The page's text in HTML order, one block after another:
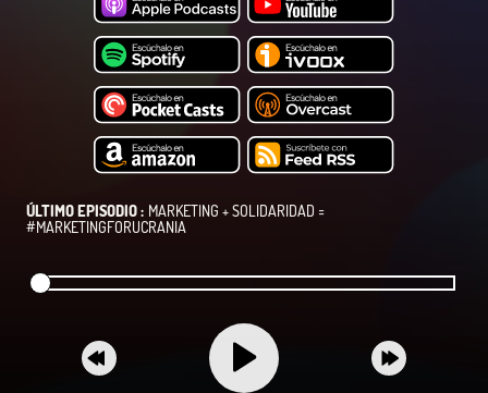
ÚLTIMO EPISODIO : MARKETING + SOLIDARIDAD =
#MARKETINGFORUCRANIA